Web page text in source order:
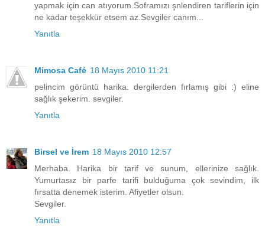
yapmak için can atıyorum.Soframızı şnlendiren tariflerin için
ne kadar teşekkür etsem az.Sevgiler canım...
Yanıtla
Mimosa Café 18 Mayıs 2010 11:21
pelincim görüntü harika. dergilerden fırlamış gibi :) eline
sağlık şekerim. sevgiler.
Yanıtla
Birsel ve İrem 18 Mayıs 2010 12:57
Merhaba. Harika bir tarif ve sunum, ellerinize sağlık.
Yumurtasız bir parfe tarifi bulduğuma çok sevindim, ilk
fırsatta denemek isterim. Afiyetler olsun.
Sevgiler.
Yanıtla